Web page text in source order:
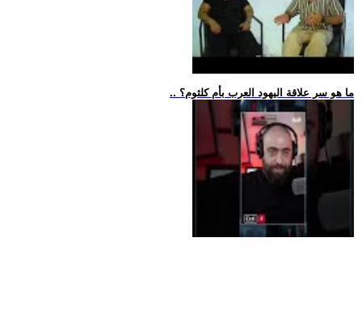
.. ما هو سر علاقة اليهود العرب بأم كلثوم؟